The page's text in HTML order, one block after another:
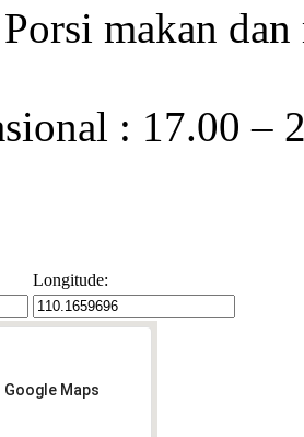
makan
: 17.00 –
Longitude:
Maps